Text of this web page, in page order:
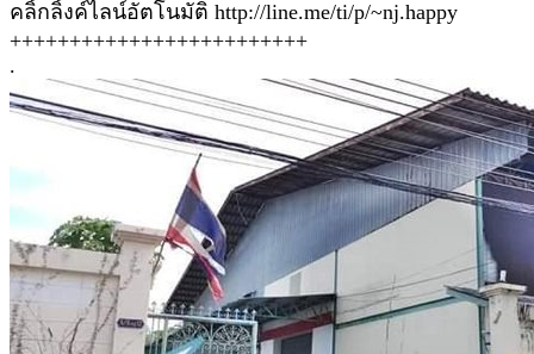
คลิ้กลิ้งค์ไลน์อัตโนมัติ http://line.me/ti/p/~nj.happy
+++++++++++++++++++++++++
.